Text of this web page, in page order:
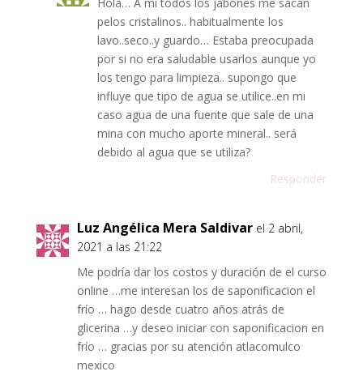
pelos cristalinos.. habitualmente los
lavo..seco..y guardo… Estaba preocupada
por si no era saludable usarlos aunque yo
los tengo para limpieza.. supongo que
influye que tipo de agua se utilice..en mi
caso agua de una fuente que sale de una
mina con mucho aporte mineral.. será
debido al agua que se utiliza?
Responder
Luz Angélica Mera Saldivar el 2 abril,
2021 a las 21:22
Me podría dar los costos y duración de el curso
online …me interesan los de saponificacion el
frío … hago desde cuatro años atrás de
glicerina …y deseo iniciar con saponificacion en
frío … gracias por su atención atlacomulco
mexico